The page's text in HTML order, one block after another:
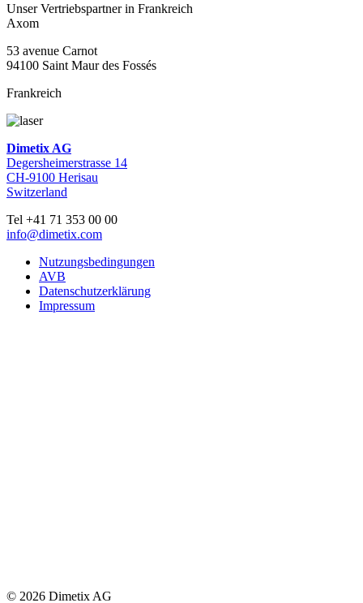
Unser Vertriebspartner in Frankreich
Axom
53 avenue Carnot
94100 Saint Maur des Fossés
Frankreich
Dimetix AG
Degersheimerstrasse 14
CH-9100 Herisau
Switzerland
Tel +41 71 353 00 00
info@dimetix.com
Nutzungsbedingungen
AVB
Datenschutzerklärung
Impressum
© 2026 Dimetix AG